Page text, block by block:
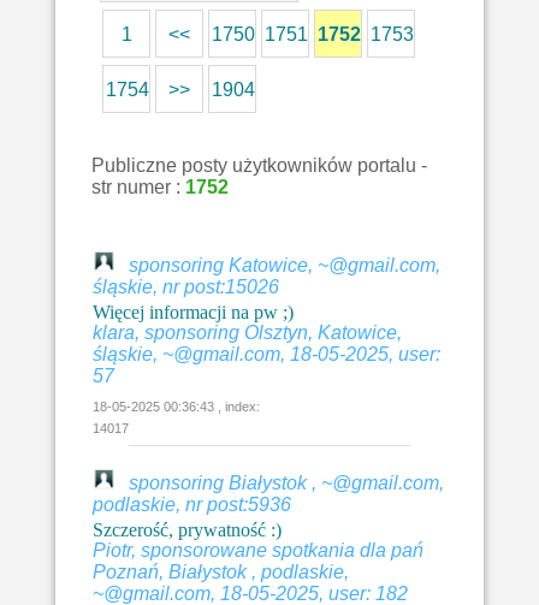
1 << 1750 1751 1752 1753
1754 >> 1904
Publiczne posty użytkowników portalu -
str numer : 1752
sponsoring Katowice, ~@gmail.com,
śląskie, nr post:15026
Więcej informacji na pw ;)
klara, sponsoring Olsztyn, Katowice,
śląskie, ~@gmail.com, 18-05-2025, user:
57
18-05-2025 00:36:43 , index:
14017
sponsoring Białystok , ~@gmail.com,
podlaskie, nr post:5936
Szczerość, prywatność :)
Piotr, sponsorowane spotkania dla pań
Poznań, Białystok , podlaskie,
~@gmail.com, 18-05-2025, user: 182